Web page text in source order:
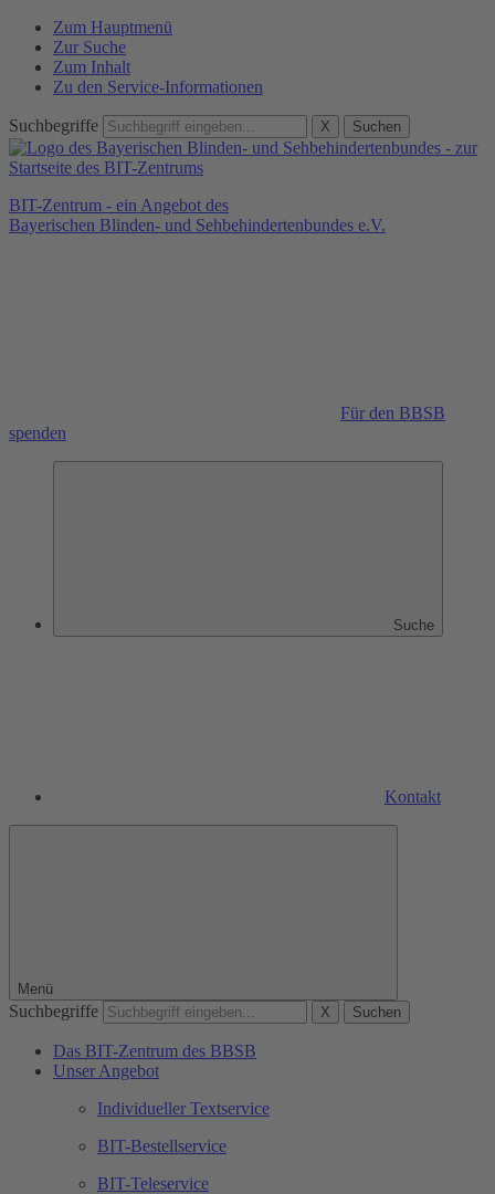
Zum Hauptmenü
Zur Suche
Zum Inhalt
Zu den Service-Informationen
Suchbegriffe X Suchen
BIT-Zentrum - ein Angebot des
Bayerischen Blinden- und Sehbehindertenbundes e.V.
Für den BBSB
spenden
Suche
Kontakt
Menü
Suchbegriffe X Suchen
Das BIT-Zentrum des BBSB
Unser Angebot
Individueller Textservice
BIT-Bestellservice
BIT-Teleservice